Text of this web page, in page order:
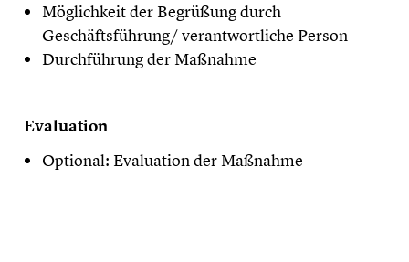
Möglichkeit der Begrüßung durch
Geschäftsführung/ verantwortliche Person
Durchführung der Maßnahme
Evaluation
Optional: Evaluation der Maßnahme